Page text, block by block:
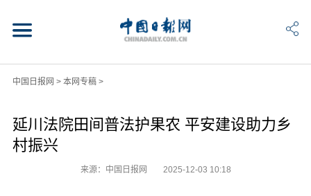
中国日报网 > 本网专稿>
延川法院田间普法护果农 平安建设助力乡
村振兴
来源：中国日报网 2025-12-03 10:18